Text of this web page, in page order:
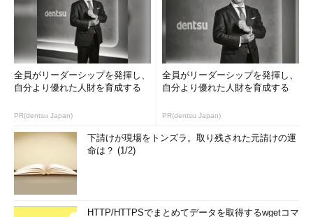
全員がリーダーシップを発揮し、
自分より優れた人財を育成する
PR(dentsu Japan)
全員がリーダーシップを発揮し、
自分より優れた人財を育成する
PR(dentsu Japan)
下請けが現場をトンズラ。取り残された元請けの運
命は？ (1/2)
HTTP/HTTPSでまとめてデータを取得するwgetコマ